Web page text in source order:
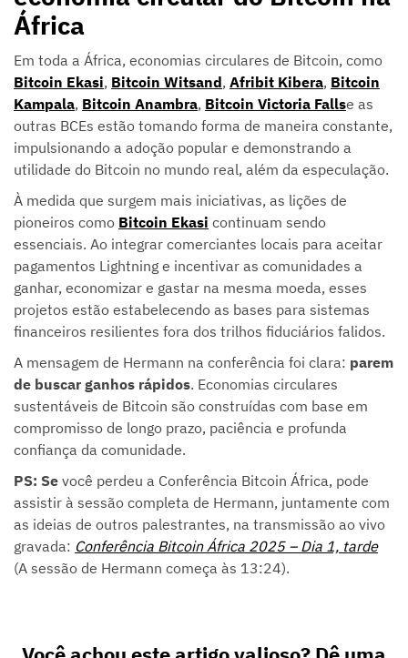
África
Em toda a África, economias circulares de Bitcoin, como
Bitcoin Ekasi, Bitcoin Witsand, Afribit Kibera, Bitcoin
Kampala, Bitcoin Anambra, Bitcoin Victoria Fallse as
outras BCEs estão tomando forma de maneira constante,
impulsionando a adoção popular e demonstrando a
utilidade do Bitcoin no mundo real, além da especulação.
À medida que surgem mais iniciativas, as lições de
pioneiros como Bitcoin Ekasi continuam sendo
essenciais. Ao integrar comerciantes locais para aceitar
pagamentos Lightning e incentivar as comunidades a
ganhar, economizar e gastar na mesma moeda, esses
projetos estão estabelecendo as bases para sistemas
financeiros resilientes fora dos trilhos fiduciários falidos.
A mensagem de Hermann na conferência foi clara: parem
de buscar ganhos rápidos. Economias circulares
sustentáveis de Bitcoin são construídas com base em
compromisso de longo prazo, paciência e profunda
confiança da comunidade.
PS: Se você perdeu a Conferência Bitcoin África, pode
assistir à sessão completa de Hermann, juntamente com
as ideias de outros palestrantes, na transmissão ao vivo
gravada: Conferência Bitcoin África 2025 – Dia 1, tarde
(A sessão de Hermann começa às 13:24).